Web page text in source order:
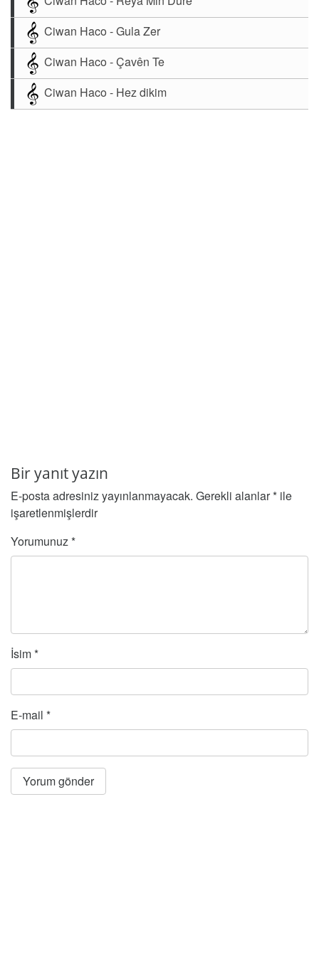
Ciwan Haco - Gula Zer
Ciwan Haco - Çavên Te
Ciwan Haco - Hez dikim
Bir yanıt yazın
E-posta adresiniz yayınlanmayacak. Gerekli alanlar* ile
işaretlenmişlerdir
Yorumunuz*
İsim*
E-mail *